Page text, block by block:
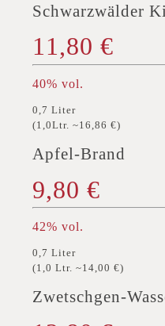
Schwarzwälder
11,80 €
40% vol.
0,7 Liter
(1,0Ltr. ~16,86 €)
Apfel-Brand
9,80 €
42% vol.
0,7 Liter
(1,0 Ltr. ~14,00 €)
Zwetschgen-